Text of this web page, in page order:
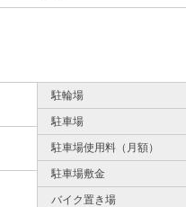
駐輪場
駐車場
駐車場使用料（月額）
駐車場敷金
バイク置き場